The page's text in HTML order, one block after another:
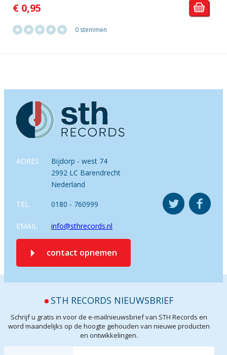
€ 0,95
0 stemmen
ADRES
Bijdorp - west 74
2992 LC Barendrecht
Nederland
TEL. 0180 - 760999
EMAIL info@sthrecords.nl
contact opnemen
STH RECORDS NIEUWSBRIEF
Schrijf u gratis in voor de e-mailnieuwsbrief van STH Records en
word maandelijks op de hoogte gehouden van nieuwe producten
en ontwikkelingen.